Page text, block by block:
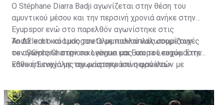
Ο Stéphane Diarra Badji αγωνίζεται στην θέση του
αμυντικού μέσου και την περσινή χρονιά ανήκε στην
Eyupspor ενώ στο παρελθόν αγωνίστηκε στις
Anderlecht και Ludogorets με πολλαπλές συμμετοχές
σε αγώνες Champions League και Europa League. Στην
Εθνική Σενεγάλης αγωνίστηκε επί σειρά ετών με
Cheikhou Kouyate, Papiss Cisse. Χαρακτηρίζεται από
εξαιρετικά αθλητικά προσόντα, τάκλιν ακριβείας και
Το ΔΣ και ο κόσμος του Ολυμπιακού καλωσορίζουν
τον Stéphane στην οικογένεια μας και του ευχόμαστε
κάθε επιτυχία με την μαυροπράσινη φανέλα.»